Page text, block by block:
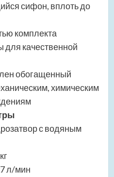
сифон, вплоть до
комплекта
качественной
обогащенный
химическим
с водяным
л/мин